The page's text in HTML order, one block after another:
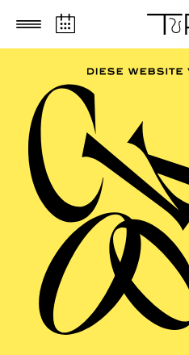
Zum Hauptinhalt springen
FOLLOW US ON